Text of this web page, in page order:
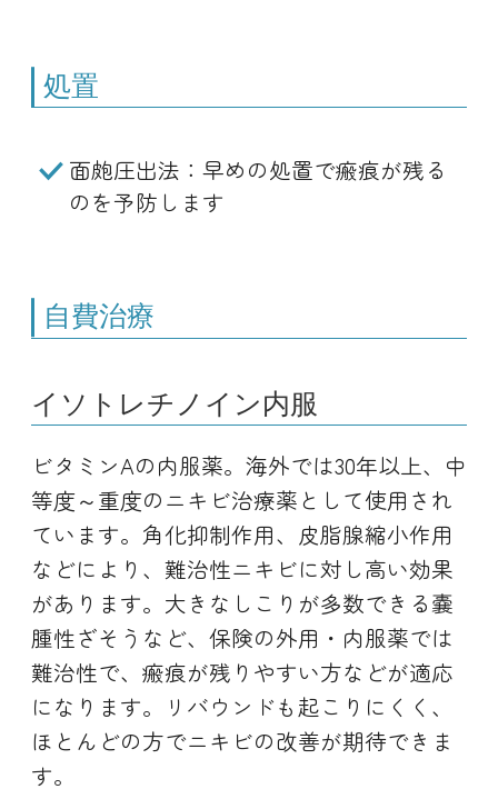
処置
面皰圧出法：早めの処置で瘢痕が残る
のを予防します
自費治療
イソトレチノイン内服
ビタミンAの内服薬。海外では30年以上、中
等度～重度のニキビ治療薬として使用され
ています。角化抑制作用、皮脂腺縮小作用
などにより、難治性ニキビに対し高い効果
があります。大きなしこりが多数できる嚢
腫性ざそうなど、保険の外用・内服薬では
難治性で、瘢痕が残りやすい方などが適応
になります。リバウンドも起こりにくく、
ほとんどの方でニキビの改善が期待できま
す。